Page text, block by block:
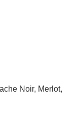
Noir, Merlot,